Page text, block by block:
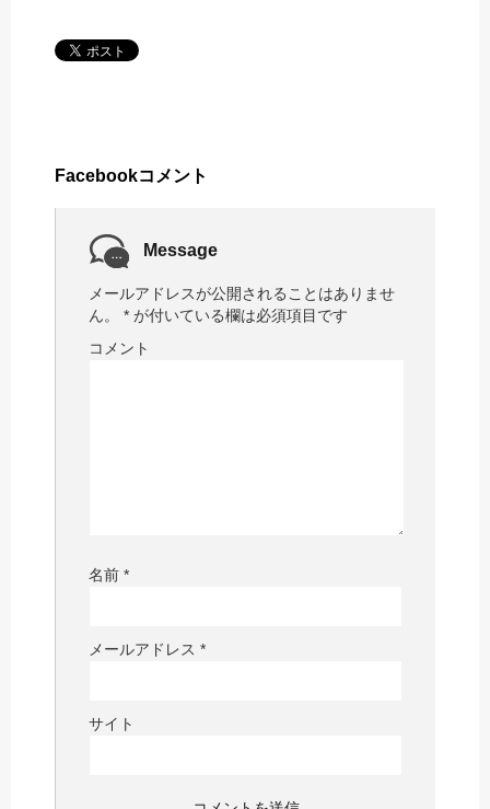
Facebookコメント
Message
メールアドレスが公開されることはありませ
ん。
* が付いている欄は必須項目です
コメント
名前 *
メールアドレス *
サイト